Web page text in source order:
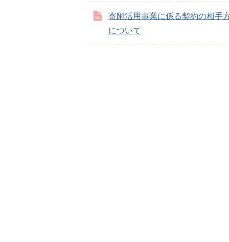
寄附活用事業に係る契約の相手
について